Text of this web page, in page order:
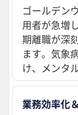
ゴールデン
用者が急増
期離職が深
ます。気象
け、メンタ
業務効率化